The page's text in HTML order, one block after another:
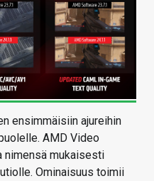
ensimmäisiin ajureihin
AMD Video
nimensä mukaisesti
Ominaisuus toimii